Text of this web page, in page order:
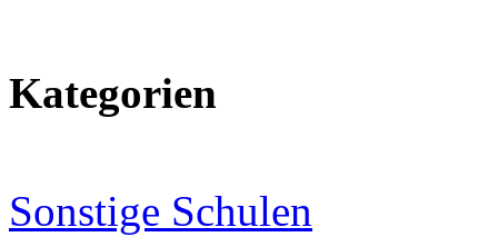
Kategorien
Sonstige Schulen